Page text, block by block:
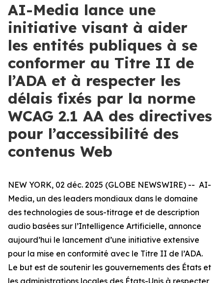
AI-Media lance une
initiative visant à aider
les entités publiques à se
conformer au Titre II de
l’ADA et à respecter les
délais fixés par la norme
WCAG 2.1 AA des directives
pour l’accessibilité des
contenus Web
NEW YORK, 02 déc. 2025 (GLOBE NEWSWIRE) -- AI-
Media, un des leaders mondiaux dans le domaine
des technologies de sous-titrage et de description
audio basées sur l’Intelligence Artificielle, annonce
aujourd’hui le lancement d’une initiative extensive
pour la mise en conformité avec le Titre II de l’ADA.
Le but est de soutenir les gouvernements des États et
les administrations locales des États-Unis à respecter